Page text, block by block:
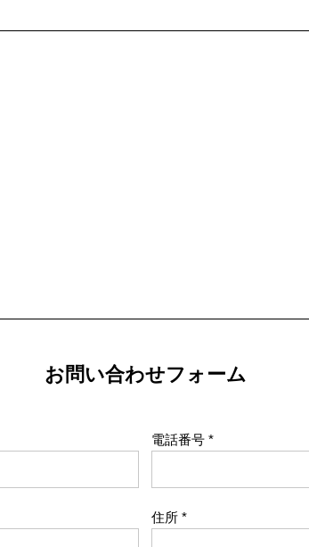
お問い合わせフォーム
電話番号
住所